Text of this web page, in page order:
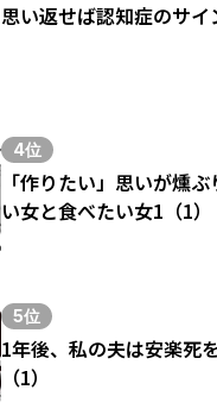
思い返せば認知症のサ
4位
「作りたい」思いが燻
い女と食べたい女1（1）
5位
1年後、私の夫は安楽死
（1）